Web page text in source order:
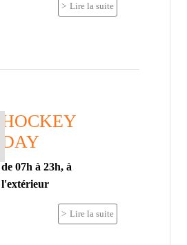
Lire la suite
HOCKEY
DAY
de 07h à 23h, à
l'extérieur
Lire la suite